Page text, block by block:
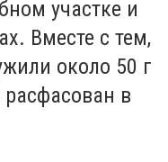
участке и
Вместе с тем,
около 50 г
в